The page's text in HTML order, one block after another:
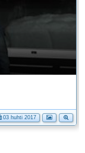
03 huhti 2017